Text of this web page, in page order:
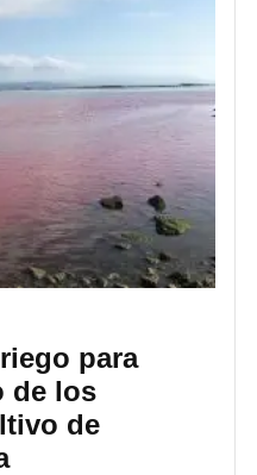
para
de los
de